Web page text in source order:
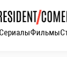
Фильмы